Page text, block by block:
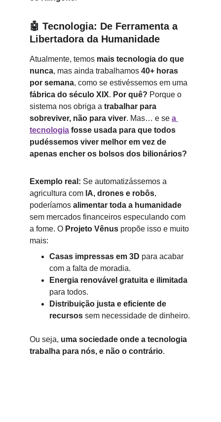
🤖 Tecnologia: De Ferramenta a
Libertadora da Humanidade
Atualmente, temos mais tecnologia do que
nunca, mas ainda trabalhamos 40+ horas
por semana, como se estivéssemos em uma
fábrica do século XIX. Por quê? Porque o
sistema nos obriga a trabalhar para
sobreviver, não para viver. Mas… e se a
tecnologia fosse usada para que todos
pudéssemos viver melhor em vez de
apenas encher os bolsos dos bilionários?
Exemplo real: Se automatizássemos a
agricultura com IA, drones e robôs,
poderíamos alimentar toda a humanidade
sem mercados financeiros especulando com
a fome. O Projeto Vênus propõe isso e muito
mais:
Casas impressas em 3D para acabar
com a falta de moradia.
Energia renovável gratuita e ilimitada
para todos.
Distribuição justa e eficiente de
recursos sem necessidade de dinheiro.
Ou seja, uma sociedade onde a tecnologia
trabalha para nós, e não o contrário.